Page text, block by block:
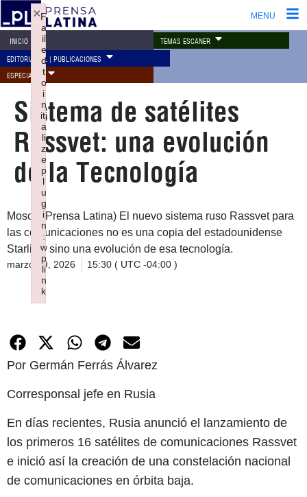
MENU
INICIO TEMAS ESCÁNER
EDITORIAL PL | PUBLICACIONES
ESPECIALES
Sistema de satélites
Rassvet: una evolución
de la Tecnología
Moscú (Prensa Latina) El nuevo sistema ruso Rassvet para
las comunicaciones no es una copia del estadounidense
Starlink, sino una evolución de esa tecnología.
marzo 29, 2026 15:30 ( UTC -04:00 )
Por Germán Ferrás Álvarez
Corresponsal jefe en Rusia
En días recientes, Rusia anunció el lanzamiento de
los primeros 16 satélites de comunicaciones Rassvet
e inició así la creación de una constelación nacional
de comunicaciones en órbita baja.
F
a
il
e
d
t
o
i
n
iti
a
li
z
e
p
l
u
g
i
n
:
w
p
li
n
k
×
Failed to initialize plugin: wplink